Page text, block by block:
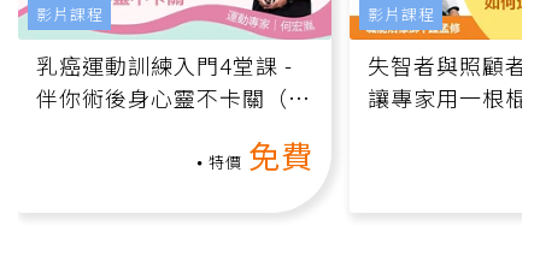
乳癌運動訓練入門4堂課 -
伴你術後身心靈不卡關（線
特價 免費
影片課程
失智者與照顧者
讓專家用一根棍
影片課程